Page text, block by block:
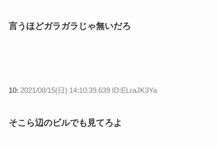
言うほどガラガラじゃ無いだろ
10: 2021/08/15(日) 14:10:39.639 ID:ELraJK3Ya
そこら辺のビルでも見てろよ